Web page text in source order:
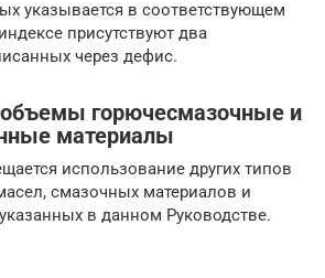
указывается в соответствующем
присутствуют два
через дефис.
горючесмазочные и
материалы
использование других типов
смазочных материалов и
в данном Руководстве.